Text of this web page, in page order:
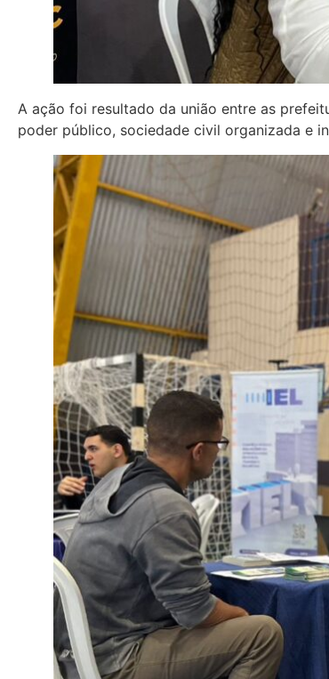
A ação foi resultado da união entre as
poder público, sociedade civil organizada e